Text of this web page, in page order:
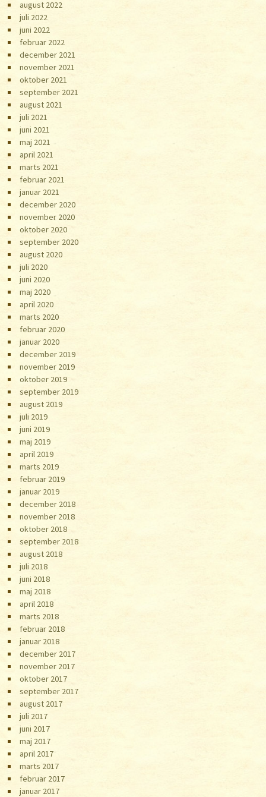
august 2022
juli 2022
juni 2022
februar 2022
december 2021
november 2021
oktober 2021
september 2021
august 2021
juli 2021
juni 2021
maj 2021
april 2021
marts 2021
februar 2021
januar 2021
december 2020
november 2020
oktober 2020
september 2020
august 2020
juli 2020
juni 2020
maj 2020
april 2020
marts 2020
februar 2020
januar 2020
december 2019
november 2019
oktober 2019
september 2019
august 2019
juli 2019
juni 2019
maj 2019
april 2019
marts 2019
februar 2019
januar 2019
december 2018
november 2018
oktober 2018
september 2018
august 2018
juli 2018
juni 2018
maj 2018
april 2018
marts 2018
februar 2018
januar 2018
december 2017
november 2017
oktober 2017
september 2017
august 2017
juli 2017
juni 2017
maj 2017
april 2017
marts 2017
februar 2017
januar 2017